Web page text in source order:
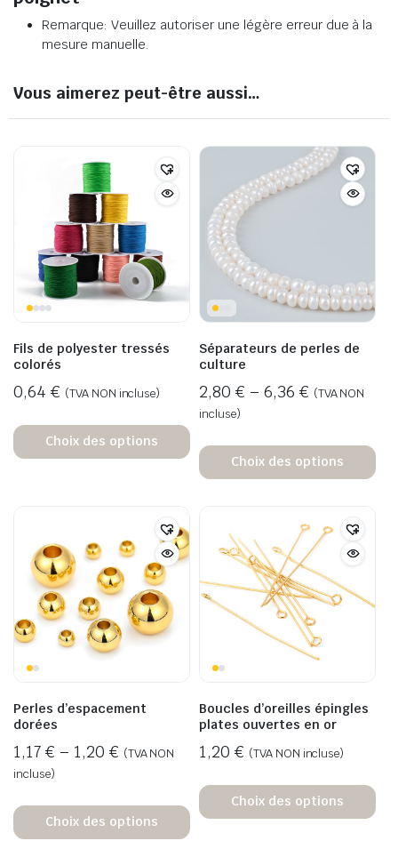
Remarque: Veuillez autoriser une légère erreur due à la
mesure manuelle.
Vous aimerez peut-être aussi…
Fils de polyester tressés
colorés
0,64 € (TVA NON incluse)
Choix des options
Séparateurs de perles de
culture
2,80 € – 6,36 € (TVA NON
incluse)
Choix des options
Perles d’espacement
dorées
1,17 € – 1,20 € (TVA NON
incluse)
Choix des options
Boucles d’oreilles épingles
plates ouvertes en or
1,20 € (TVA NON incluse)
Choix des options